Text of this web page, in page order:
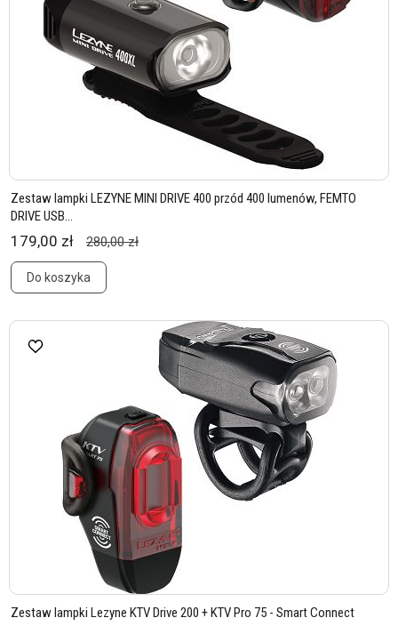
Zestaw lampki LEZYNE MINI DRIVE 400 przód 400 lumenów, FEMTO
DRIVE USB...
179,00 zł 280,00 zł
Do koszyka
Zestaw lampki Lezyne KTV Drive 200 + KTV Pro 75 - Smart Connect